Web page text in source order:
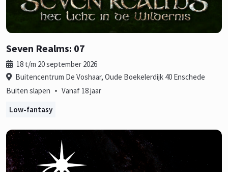
Seven Realms: 07
18 t/m 20 september 2026
Buitencentrum De Voshaar, Oude Boekelerdijk 40 Enschede
Buiten slapen • Vanaf 18 jaar
Low-fantasy